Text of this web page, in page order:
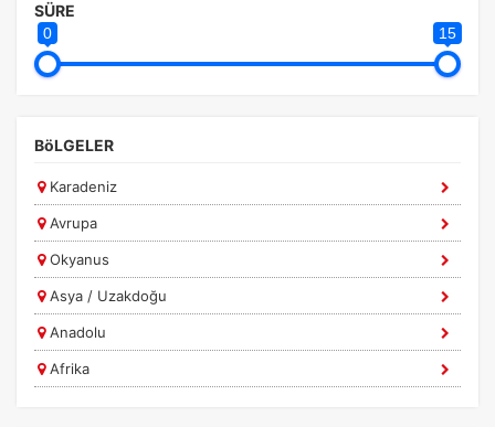
Adana Gaziantep Turları
Çanakkale Turları
Diyarbakır Adıyaman Turları
Doğu Anadolu Turları
Ege ve Akdeniz Turları
Eskişehir Turları
Gap Turları
SÜRE
0 15
BöLGELER
Karadeniz
Avrupa
Okyanus
Asya / Uzakdoğu
Anadolu
Afrika